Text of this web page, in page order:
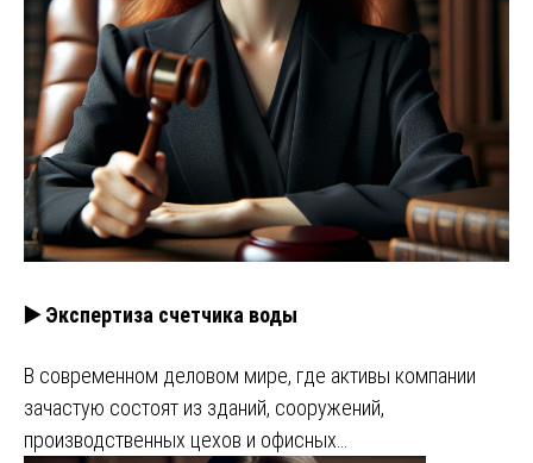
▶️ Экспертиза счетчика воды
В современном деловом мире, где активы компании
зачастую состоят из зданий, сооружений,
производственных цехов и офисных…